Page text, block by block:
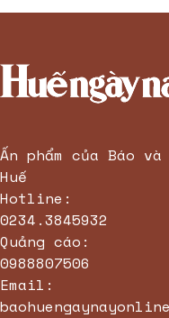
xe thiện thành rạch giá
Resort biển miền bắc
xe limousine đi vũng tàu giá
Bán xeSolati Limousine 10
Ấn phẩm của Báo
Huế
Hotline:
0234.3845932
Quảng cáo:
0988807506
Email: